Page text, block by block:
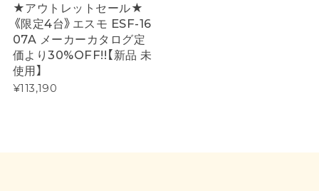
★アウトレットセール★
《限定4台》エスモ ESF-16
07A メーカーカタログ定
価より30%OFF!!【新品 未
使用】
¥113,190